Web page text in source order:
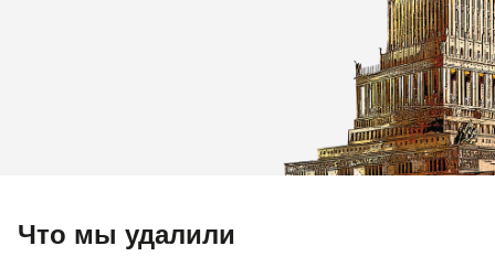
Что мы удалили